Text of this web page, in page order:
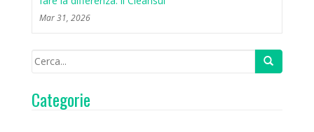
Mar 31, 2026
Categorie